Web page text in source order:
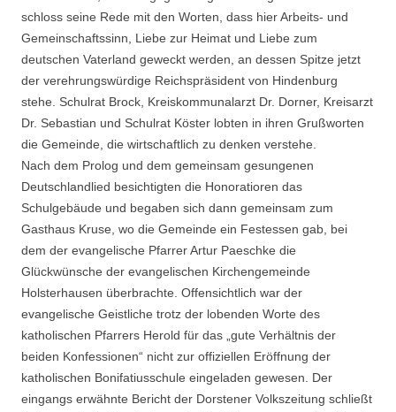
schloss seine Rede mit den Worten, dass hier Arbeits- und
Gemeinschaftssinn, Liebe zur Heimat und Liebe zum
deutschen Vaterland geweckt werden, an dessen Spitze jetzt
der verehrungswürdige Reichspräsident von Hindenburg
stehe. Schulrat Brock, Kreiskommunalarzt Dr. Dorner, Kreisarzt
Dr. Sebastian und Schulrat Köster lobten in ihren Grußworten
die Gemeinde, die wirtschaftlich zu denken verstehe.
Nach dem Prolog und dem gemeinsam gesungenen
Deutschlandlied besichtigten die Honoratioren das
Schulgebäude und begaben sich dann gemeinsam zum
Gasthaus Kruse, wo die Gemeinde ein Festessen gab, bei
dem der evangelische Pfarrer Artur Paeschke die
Glückwünsche der evangelischen Kirchengemeinde
Holsterhausen überbrachte. Offensichtlich war der
evangelische Geistliche trotz der lobenden Worte des
katholischen Pfarrers Herold für das „gute Verhältnis der
beiden Konfessionen“ nicht zur offiziellen Eröffnung der
katholischen Bonifatiusschule eingeladen gewesen. Der
eingangs erwähnte Bericht der Dorstener Volkszeitung schließt